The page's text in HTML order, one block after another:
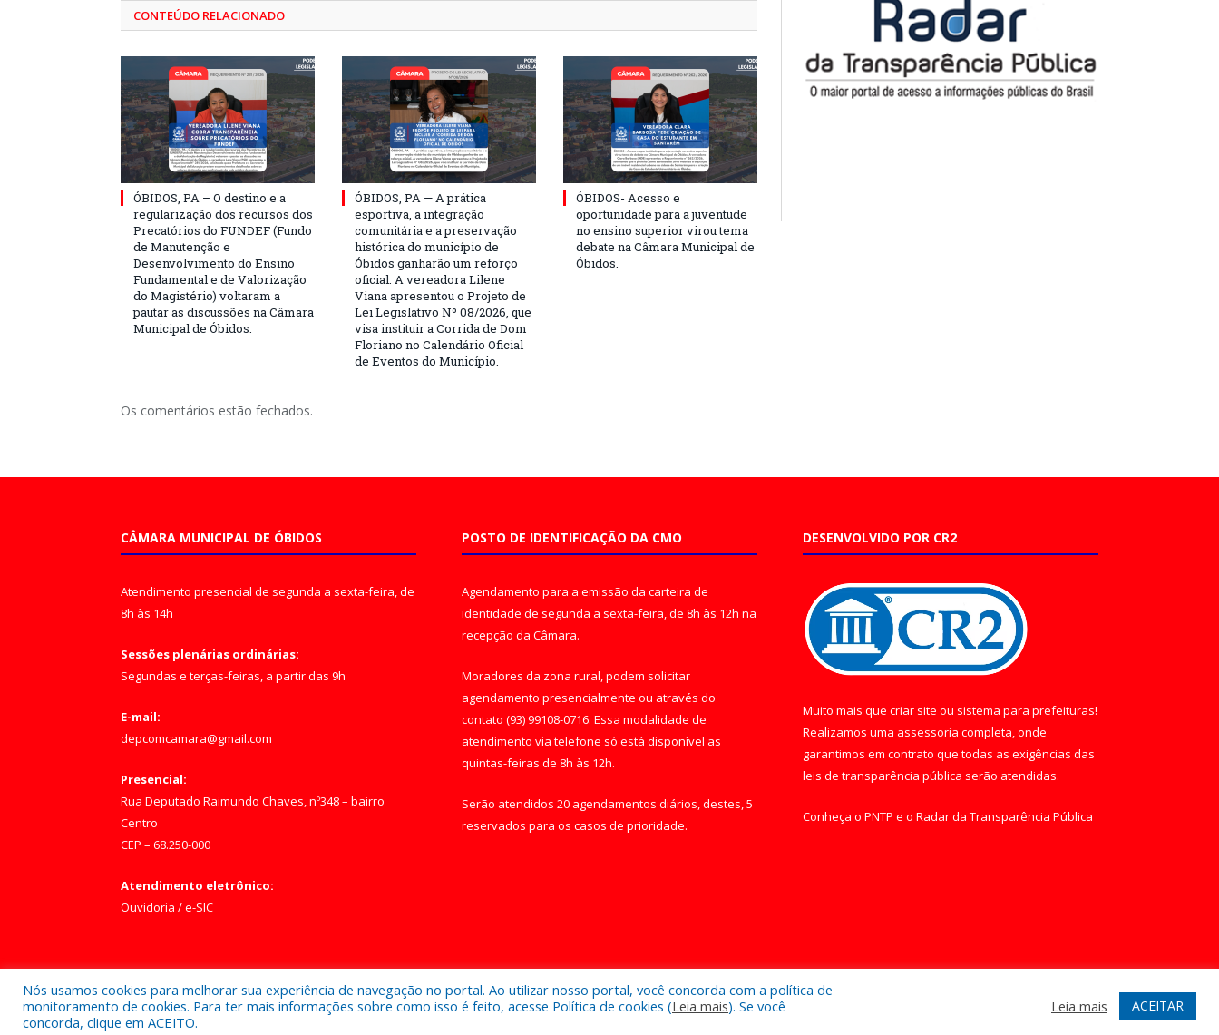
CONTEÚDO RELACIONADO
ÓBIDOS, PA – O destino e a
regularização dos recursos dos
Precatórios do FUNDEF (Fundo
de Manutenção e
Desenvolvimento do Ensino
Fundamental e de Valorização
do Magistério) voltaram a
pautar as discussões na Câmara
Municipal de Óbidos.
ÓBIDOS, PA — A prática
esportiva, a integração
comunitária e a preservação
histórica do município de
Óbidos ganharão um reforço
oficial. A vereadora Lilene
Viana apresentou o Projeto de
Lei Legislativo Nº 08/2026, que
visa instituir a Corrida de Dom
Floriano no Calendário Oficial
de Eventos do Município.
ÓBIDOS- Acesso e
oportunidade para a juventude
no ensino superior virou tema
debate na Câmara Municipal de
Óbidos.
Os comentários estão fechados.
CÂMARA MUNICIPAL DE ÓBIDOS
Atendimento presencial de segunda a sexta-feira, de
8h às 14h
Sessões plenárias ordinárias:
Segundas e terças-feiras, a partir das 9h
E-mail:
depcomcamara@gmail.com
Presencial:
Rua Deputado Raimundo Chaves, nº348 – bairro
Centro
CEP – 68.250-000
Atendimento eletrônico:
Ouvidoria /e-SIC
POSTO DE IDENTIFICAÇÃO DA CMO
Agendamento para a emissão da carteira de
identidade de segunda a sexta-feira, de 8h às 12h na
recepção da Câmara.
Moradores da zona rural, podem solicitar
agendamento presencialmente ou através do
contato (93) 99108-0716. Essa modalidade de
atendimento via telefone só está disponível as
quintas-feiras de 8h às 12h.
Serão atendidos 20 agendamentos diários, destes, 5
reservados para os casos de prioridade.
DESENVOLVIDO POR CR2
Muito mais que criar site ou sistema para prefeituras!
Realizamos uma assessoria completa, onde
garantimos em contrato que todas as exigências das
leis de transparência pública serão atendidas.
Conheça o PNTP e o Radar da Transparência Pública
Todos os direitos reservados a Câmara Municipal de Óbidos. Mapa do Site Acessar Webmail
Nós usamos cookies para melhorar sua experiência de navegação no portal. Ao utilizar nosso portal, você concorda com a política de
monitoramento de cookies. Para ter mais informações sobre como isso é feito, acesse Política de cookies (Leia mais). Se você
concorda, clique em ACEITO.
Leia mais ACEITAR